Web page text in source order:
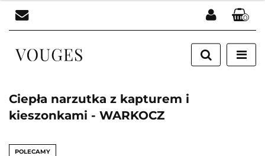
Zaloguj się
Zarejestruj się
0
Ciepła narzutka z kapturem i
kieszonkami - WARKOCZ
POLECAMY